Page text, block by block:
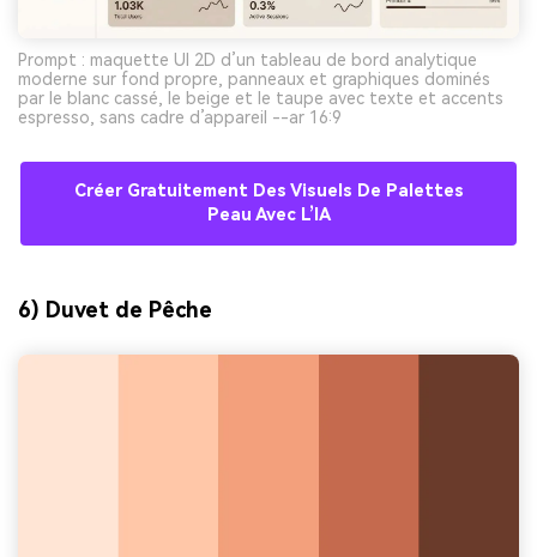
Prompt : maquette UI 2D d’un tableau de bord analytique
moderne sur fond propre, panneaux et graphiques dominés
par le blanc cassé, le beige et le taupe avec texte et accents
espresso, sans cadre d’appareil --ar 16:9
Créer Gratuitement Des Visuels De Palettes
Peau Avec L’IA
6) Duvet de Pêche